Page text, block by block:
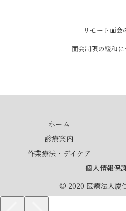
リモート面会
面会制限の緩和
ホーム
診療案内
作業療法・デイケア
個人情報保
© 2020 医療法人慶